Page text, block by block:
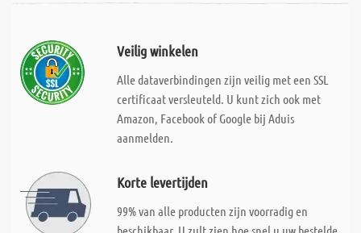
Veilig winkelen
Alle dataverbindingen zijn veilig met een SSL
certificaat versleuteld. U kunt zich ook met
Amazon, Facebook of Google bij Aduis
aanmelden.
Korte levertijden
99% van alle producten zijn voorradig en